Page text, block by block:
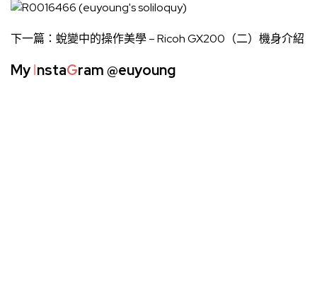
下一篇： 蛻變中的操作美學 – Ricoh GX200（二）機身介紹
MyInstaGram@euyoung